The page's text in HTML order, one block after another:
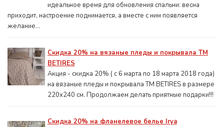
идеальное время для обновления спальни: весна
приходит, настроение поднимается, а вместе с ним появляется
желание...
Скидка 20% на вязаные пледы и покрывала ТМ
BETIRES
Акция - скидка 20% ( с 6 марта по 18 марта 2018 года)
на вязаные пледы и покрывала ТМ BETIRES в размере
220х240 см. Продолжаем делать приятные подарки!!!
Скидка 20% на фланелевое белье Irya